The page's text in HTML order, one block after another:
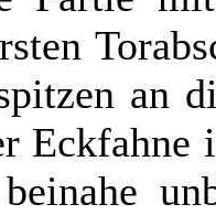
an
Eckfahne